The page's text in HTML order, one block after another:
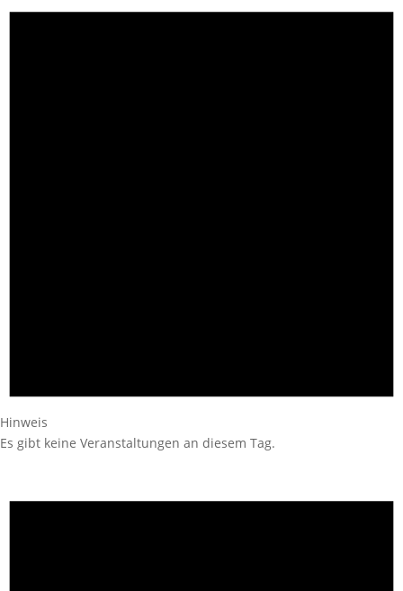
Hinweis
Es gibt keine Veranstaltungen an diesem Tag.